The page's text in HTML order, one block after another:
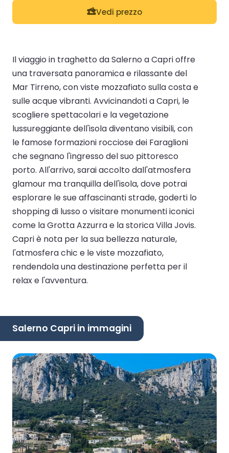
Vedi prezzo
Il viaggio in traghetto da Salerno a Capri offre
una traversata panoramica e rilassante del
Mar Tirreno, con viste mozzafiato sulla costa e
sulle acque vibranti. Avvicinandoti a Capri, le
scogliere spettacolari e la vegetazione
lussureggiante dell'isola diventano visibili, con
le famose formazioni rocciose dei Faraglioni
che segnano l'ingresso del suo pittoresco
porto. All'arrivo, sarai accolto dall'atmosfera
glamour ma tranquilla dell'isola, dove potrai
esplorare le sue affascinanti strade, goderti lo
shopping di lusso o visitare monumenti iconici
come la Grotta Azzurra e la storica Villa Jovis.
Capri è nota per la sua bellezza naturale,
l'atmosfera chic e le viste mozzafiato,
rendendola una destinazione perfetta per il
relax e l'avventura.
Salerno Capri in immagini